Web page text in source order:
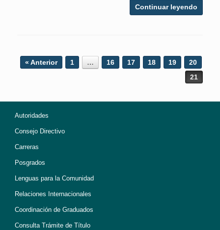
Continuar leyendo
Post navigation
« Anterior 1 … 16 17 18 19
20
21
Autoridades
Consejo Directivo
Carreras
Posgrados
Lenguas para la Comunidad
Relaciones Internacionales
Coordinación de Graduados
Consulta Trámite de Título